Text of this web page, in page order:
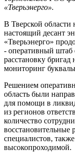
«Тверьэнерго».
В Тверской области
настоящий десант
«Тверьэнерго»
- оперативный штаб
расстановку
мониторинг
Решением
область были
для помощи в
из регионов
количество
восстановительные
специалистов,
высокопроходимой.